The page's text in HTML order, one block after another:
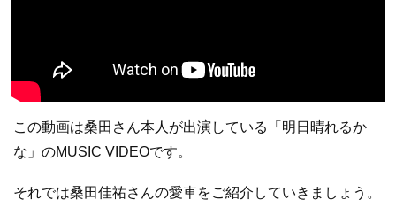
この動画は桑田さん本人が出演している「明日晴れるか
な」のMUSIC VIDEOです。
それでは桑田佳祐さんの愛車をご紹介していきましょう。